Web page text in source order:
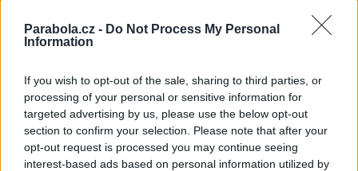
Parabola.cz - Do Not Process My Personal
Information
If you wish to opt-out of the sale, sharing to third parties, or
processing of your personal or sensitive information for
targeted advertising by us, please use the below opt-out
section to confirm your selection. Please note that after your
opt-out request is processed you may continue seeing
interest-based ads based on personal information utilized by
Bosch Powertrain s.r.o. Jihlava • CNC operátor• mzda
Kč • náborový bonus 50.000 Kč • příspěvek na ubytování (Jihlava,
Jihlava)
06.08.2026 - Bosch Powertrain s.r.o. Jihlava • práce ve skladu • mzda
48.400 Kč • náborový bonus 50.000 Kč • ubytování (Jihlava, okres
06.08.2026 -
Bosch Powertrain s.r.o. Jihlava • střídač • mzda 48.400
příspěvek na ubytování (Jihlava, okres Jihlava)
06.08.2026 -Bosch Powertrain s.r.o. • seřizování strojů • mzda
náborový bonus 100.000 Kč • ubytování (Jihlava, okres Jihlava)
... další nabídky zaměstnání